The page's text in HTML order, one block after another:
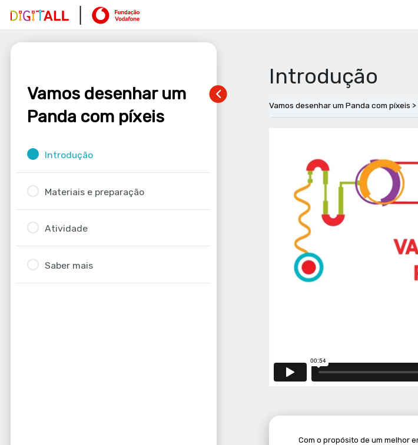
Vamos desenhar um
Panda com píxeis
Introdução
Materiais e preparação
Atividade
Saber mais
Introdução
Vamos desenhar um Panda com píxeis
Com o propósito de um melhor